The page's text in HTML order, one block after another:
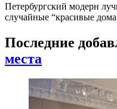
Петербургский модерн
случайные “красивые
Последние
места